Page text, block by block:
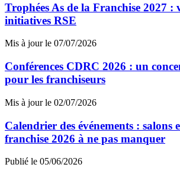
Trophées As de la Franchise 2027 :
initiatives RSE
Mis à jour le 07/07/2026
Conférences CDRC 2026 : un
pour les franchiseurs
Mis à jour le 02/07/2026
Calendrier des événements : salons
franchise 2026 à ne pas manquer
Publié le 05/06/2026